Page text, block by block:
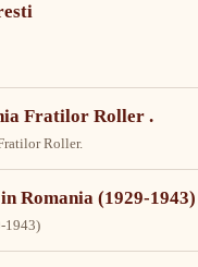
Fratilor Roller .
Roller.
Romania (1929-1943)
1943)